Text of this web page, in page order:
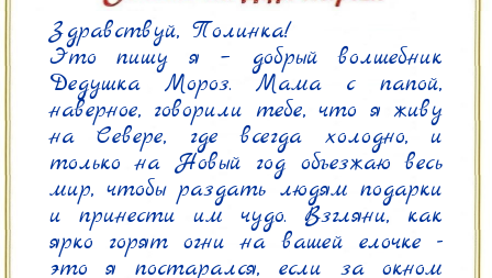
Здравствуй, Полинка!
Это пишу я – добрый волшебник
Дедушка Мороз. Мама с папой,
наверное, говорили тебе, что я живу
на Севере, где всегда холодно, и
только на Новый год объезжаю весь
мир, чтобы раздать людям подарки
и принести им чудо. Взгляни, как
ярко горят огни на вашей елочке -
это я постарался, если за окном